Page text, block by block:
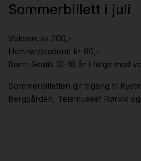
Sommerbillett i juli
Voksen: kr 200,-
Honnør/student: kr 80,-
Barn: Gratis (0-18 år i følge med
Sommerbilletten gir tilgang til
Berggården, Telemuseet Rørvik